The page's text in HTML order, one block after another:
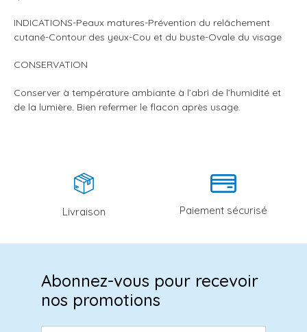
INDICATIONS-Peaux matures-Prévention du relâchement
cutané-Contour des yeux-Cou et du buste-Ovale du visage
CONSERVATION
Conserver à température ambiante à l’abri de l’humidité et
de la lumière. Bien refermer le flacon après usage.
Livraison Paiement sécurisé
Abonnez-vous pour recevoir
nos promotions